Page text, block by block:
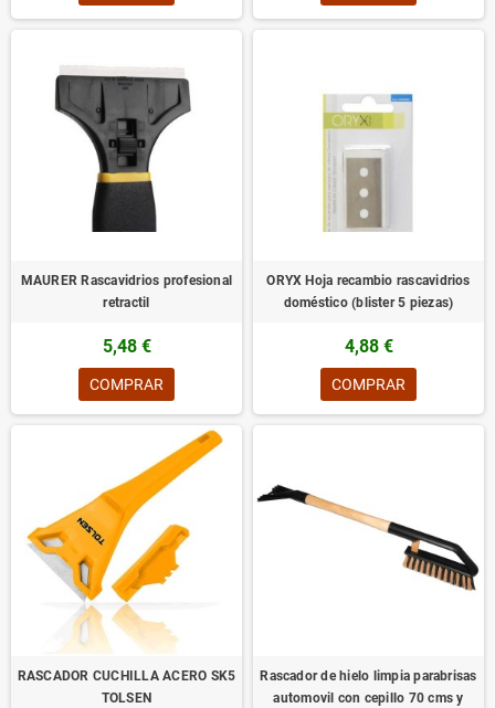
MAURER Rascavidrios profesional
retractil
5,48 €
COMPRAR
ORYX Hoja recambio rascavidrios
doméstico (blister 5 piezas)
4,88 €
COMPRAR
RASCADOR CUCHILLA ACERO SK5
TOLSEN
Rascador de hielo limpia parabrisas
automovil con cepillo 70 cms y